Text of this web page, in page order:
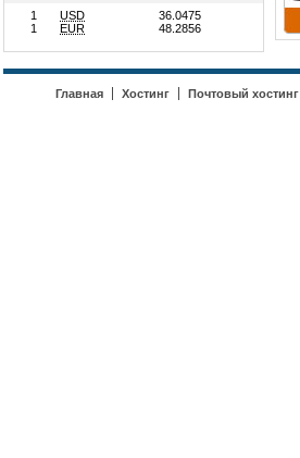
1 USD
36.0475
1
EUR 48.2856
Главная Хостинг Почтовый хостинг